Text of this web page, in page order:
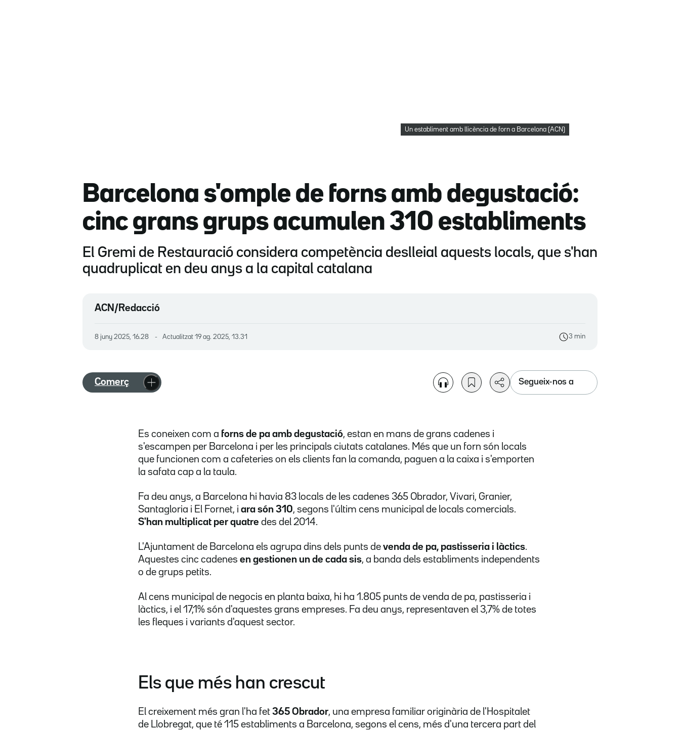
Un establiment amb llicència de forn a Barcelona (ACN)
Barcelona s'omple de forns amb degustació:
cinc grans grups acumulen 310 establiments
El Gremi de Restauració considera competència deslleial aquests locals, que s'han
quadruplicat en deu anys a la capital catalana
ACN/Redacció
8 juny 2025, 16.28 Actualitzat 19 ag. 2025, 13.31 3 min
Comerç Segueix-nos a
Es coneixen com a forns de pa amb degustació, estan en mans de grans cadenes i
s'escampen per Barcelona i per les principals ciutats catalanes. Més que un forn són locals
que funcionen com a cafeteries on els clients fan la comanda, paguen a la caixa i s'emporten
la safata cap a la taula.
Fa deu anys, a Barcelona hi havia 83 locals de les cadenes 365 Obrador, Vivari, Granier,
Santagloria i El Fornet, i ara són 310, segons l'últim cens municipal de locals comercials.
S'han multiplicat per quatre des del 2014.
L'Ajuntament de Barcelona els agrupa dins dels punts de venda de pa, pastisseria i làctics.
Aquestes cinc cadenes en gestionen un de cada sis, a banda dels establiments independents
o de grups petits.
Al cens municipal de negocis en planta baixa, hi ha 1.805 punts de venda de pa, pastisseria i
làctics, i el 17,1% són d'aquestes grans empreses. Fa deu anys, representaven el 3,7% de totes
les fleques i variants d'aquest sector.
Els que més han crescut
El creixement més gran l'ha fet 365 Obrador, una empresa familiar originària de l'Hospitalet
de Llobregat, que té 115 establiments a Barcelona, segons el cens, més d'una tercera part del